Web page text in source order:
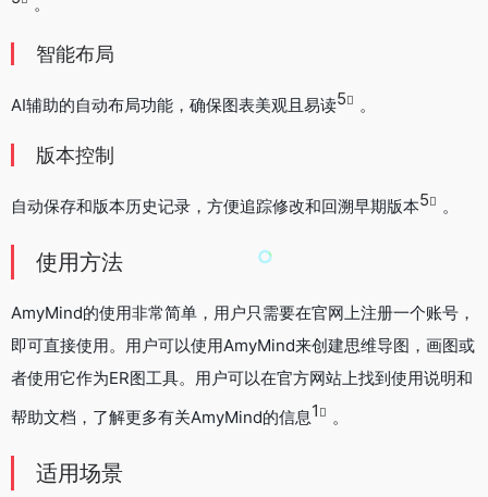
智能布局
AI辅助的自动布局功能，确保图表美观且易读5 。
版本控制
自动保存和版本历史记录，方便追踪修改和回溯早期版本5 。
使用方法
AmyMind的使用非常简单，用户只需要在官网上注册一个账号，
即可直接使用。用户可以使用AmyMind来创建思维导图，画图或
者使用它作为ER图工具。用户可以在官方网站上找到使用说明和
帮助文档，了解更多有关AmyMind的信息1 。
适用场景